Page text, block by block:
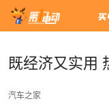
既经济又实用
汽车之家